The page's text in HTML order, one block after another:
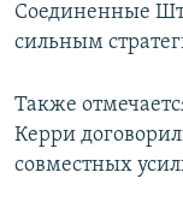
Соединенные
сильным
Также
Керри
совместных